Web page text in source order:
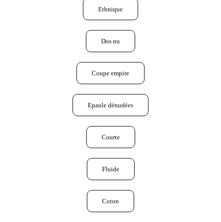
Ethnique
Dos nu
Coupe empire
Epaule dénudées
Courte
Fluide
Coton